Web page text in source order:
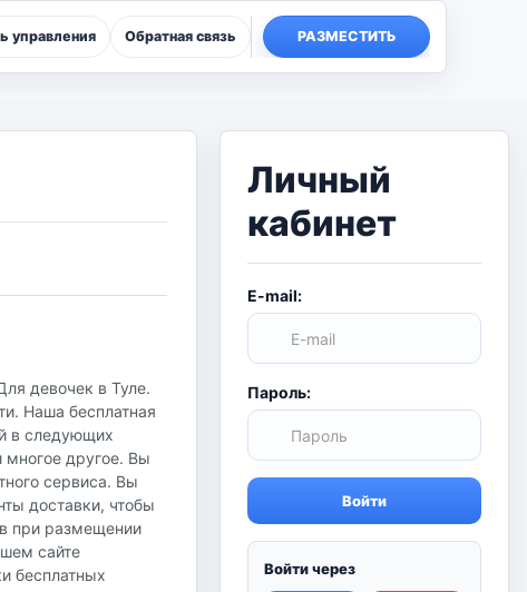
управления Обратная связь РАЗМЕСТИТЬ
девочек в Туле.
Наша бесплатная
в следующих
многое другое. Вы
сервиса. Вы
доставки, чтобы
при размещении
сайте
бесплатных
Личный
кабинет
E-mail:
Пароль:
Войти
Войти через